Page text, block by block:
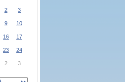
2 3
9 10
16 17
23 24
2 3